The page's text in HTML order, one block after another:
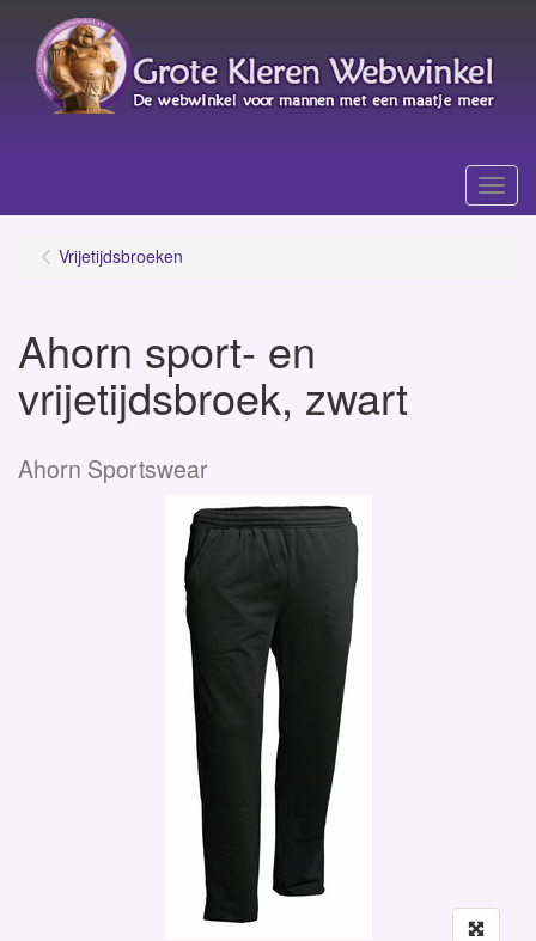
Menu
Vrijetijdsbroeken
Ahorn sport- en
vrijetijdsbroek, zwart
Ahorn Sportswear